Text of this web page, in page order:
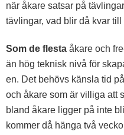
när åkare satsar på
tävlingar, vad blir då kvar
Som de flesta åkare och
än hög teknisk nivå för
en. Det behövs känsla tid
och åkare som är villiga att
bland åkare ligger på inte
kommer då hänga två